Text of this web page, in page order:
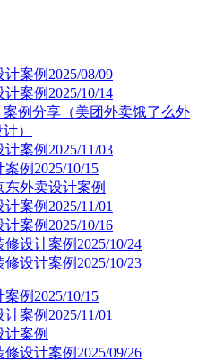
案例2025/08/09
案例2025/10/14
例分享（美团外卖饿了么外
）
案例2025/11/03
例2025/10/15
外卖设计案例
案例2025/11/01
案例2025/10/16
设计案例2025/10/24
设计案例2025/10/23
例2025/10/15
案例2025/11/01
计案例
设计案例2025/09/26